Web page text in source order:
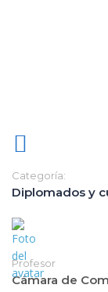
Categoría:
Diplomados y
Profesor
Cámara de